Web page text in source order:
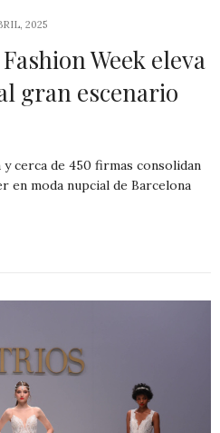
2025
Week eleva
gran escenario
cerca de 450 firmas consolidan
en moda nupcial de Barcelona